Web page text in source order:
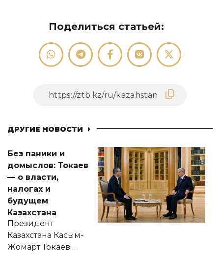
Поделиться статьей:
ДРУГИЕ НОВОСТИ
Без паники и
домыслов: Токаев
— о власти,
налогах и
будущем
Казахстана
Президент
Казахстана Касым-
Жомарт Токаев